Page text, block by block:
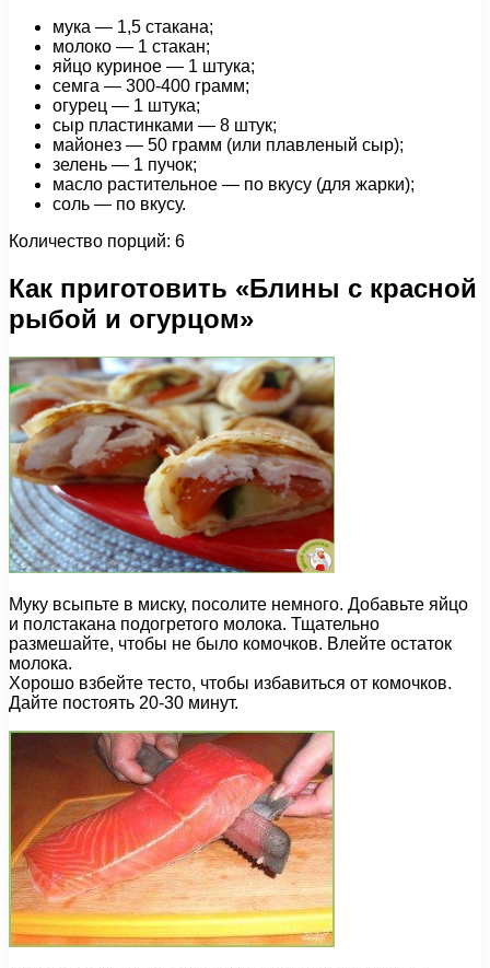
мука — 1,5 стакана;
молоко — 1 стакан;
яйцо куриное — 1 штука;
семга — 300-400 грамм;
огурец — 1 штука;
сыр пластинками — 8 штук;
майонез — 50 грамм (или плавленый сыр);
зелень — 1 пучок;
масло растительное — по вкусу (для жарки);
соль — по вкусу.
Количество порций: 6
Как приготовить «Блины с красной
рыбой и огурцом»
Муку всыпьте в миску, посолите немного. Добавьте яйцо
и полстакана подогретого молока. Тщательно
размешайте, чтобы не было комочков. Влейте остаток
молока.
Хорошо взбейте тесто, чтобы избавиться от комочков.
Дайте постоять 20-30 минут.